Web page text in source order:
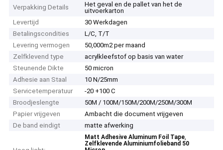
Verpakking Details
Het geval en de pallet van het de
uitvoerkarton
Levertijd
30 Werkdagen
Betalingscondities
L/C, T/T
Levering vermogen
50,000m2 per maand
Zelfklevend type
acrylkleefstof op basis van water
Steunende Dikte
50 micron
Adhesie aan Staal
10 N/25mm
Servicetemperatuur
-20 +100 C
Broodjeslengte
50M / 100M/150M/200M/250M/300M
Papier vrijgeven
Ambacht die document vrijgeven
De band eindigt
matte afwerking
Matt Adhesive Aluminum Foil Tape,
Zelfklevende Aluminiumfolieband 50